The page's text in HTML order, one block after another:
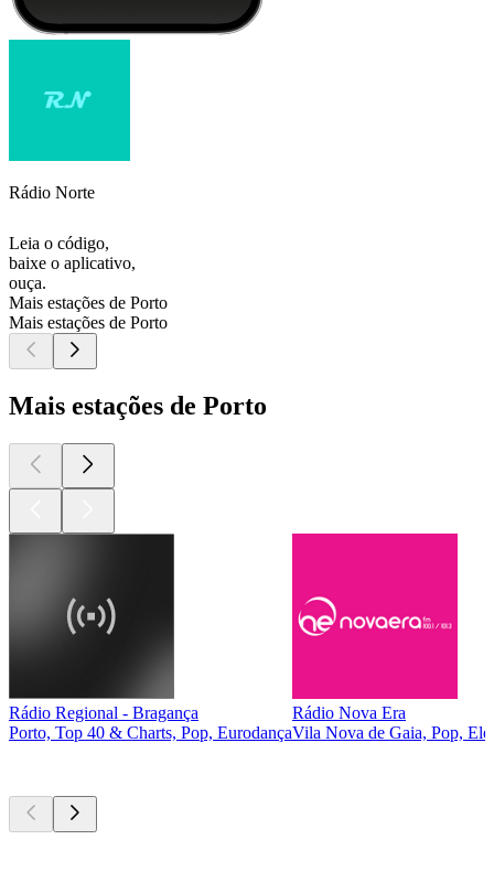
Rádio Norte
Leia o código,
baixe o aplicativo,
ouça.
Mais estações de Porto
Mais estações de Porto
Mais estações de Porto
Rádio Regional - Bragança
Porto, Top 40 & Charts, Pop, Eurodança
Rádio Nova Era
Vila Nova de Gaia, Pop,